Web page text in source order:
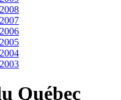
Québec